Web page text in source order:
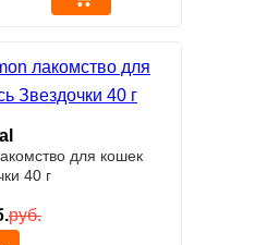
для кошек
40 г
руб.